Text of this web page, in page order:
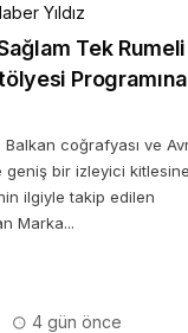
Yıldız
Tek Rumeli
Programına
Balkan coğrafyası ve
geniş bir izleyici
ilgiyle takip edilen
Marka...
4 gün önce